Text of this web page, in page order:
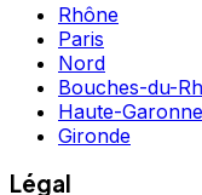
Rhône
Paris
Nord
Bouches-du-
Haute-Garonne
Gironde
Légal